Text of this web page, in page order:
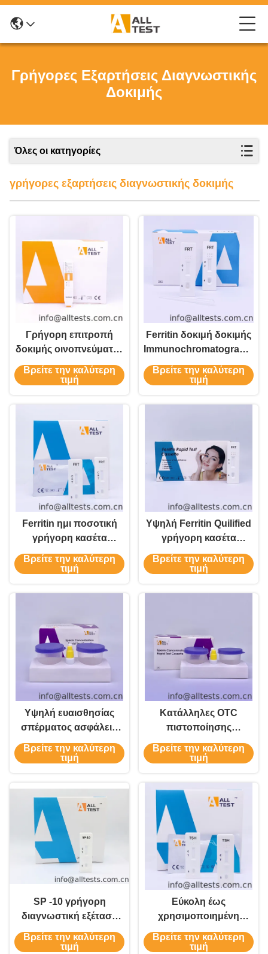
Γρήγορες Εξαρτήσεις Διαγνωστικής
Δοκιμής
Όλες οι κατηγορίες
γρήγορες εξαρτήσεις διαγνωστικής δοκιμής
Γρήγορη επιτροπή
δοκιμής οινοπνεύματος
μητρικού γάλα για την
ημιποσοτική ανίχνευση
Βρείτε την καλύτερη
τιμή
Ferritin δοκιμή δοκιμής
Immunochromatographic,
γρήγορη Immunoassay
δοκιμή με υψηλό
Βρείτε την καλύτερη
τιμή
Ferritin ημι ποσοτική
γρήγορη κασέτα
δοκιμής ολόκληρο στο
αίμα/τον ορό/το πλάσμα
Βρείτε την καλύτερη
τιμή
Υψηλή Ferritin Quilified
γρήγορη κασέτα
διαγνωστικής δοκιμής
σε ολόκληρο το αίμα
Βρείτε την καλύτερη
τιμή
Υψηλή ευαισθησίας
σπέρματος ασφάλεια
κασετών δοκιμής
συγκέντρωσης
Βρείτε την καλύτερη
τιμή
Κατάλληλες OTC
πιστοποίησης
σπέρματος εγχώριες
εξεταστικές εξαρτήσεις
γρήγορες
Βρείτε την καλύτερη
τιμή
SP -10 γρήγορη
διαγνωστική εξέταση
βημάτων για την
ανίχνευση Motility
Βρείτε την καλύτερη
τιμή
Εύκολη έως
χρησιμοποιημένη
κασέτα δοκιμής TSH
γρήγορη ολόκληρο στο
Βρείτε την καλύτερη
τιμή